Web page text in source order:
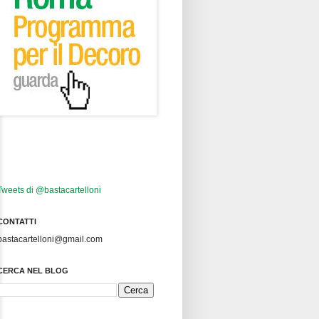
di @bastacartelloni
NEL BLOG